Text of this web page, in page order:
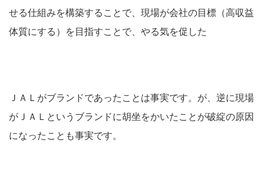
せる仕組みを構築することで、現場が会社の目標（高収益
体質にする）を目指すことで、やる気を促した
ＪＡＬがブランドであったことは事実です。が、逆に現場
がＪＡＬというブランドに胡坐をかいたことが破綻の原因
になったことも事実です。